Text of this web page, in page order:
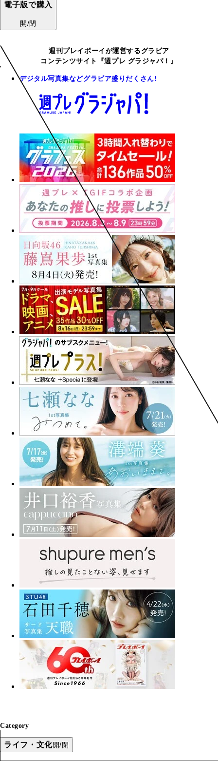
電子版で購入
開/閉
週刊プレイボーイが運営するグラビア
コンテンツサイト『週プレ グラジャパ！』
デジタル写真集などグラビア盛りだくさん!
Category
ライフ・文化開/閉